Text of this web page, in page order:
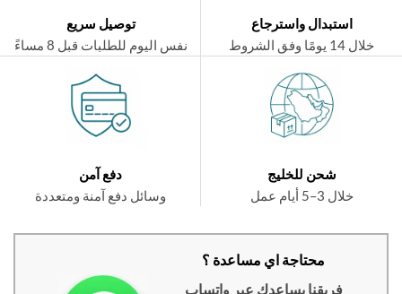
استبدال واسترجاع
توصيل سريع
نفس اليوم للطلبات قبل 8 مساءً
شحن للخليج
دفع آمن
وسائل دفع آمنة ومتعددة
محتاجة اي مساعدة ؟
فريقنا يساعدك عبر واتساب